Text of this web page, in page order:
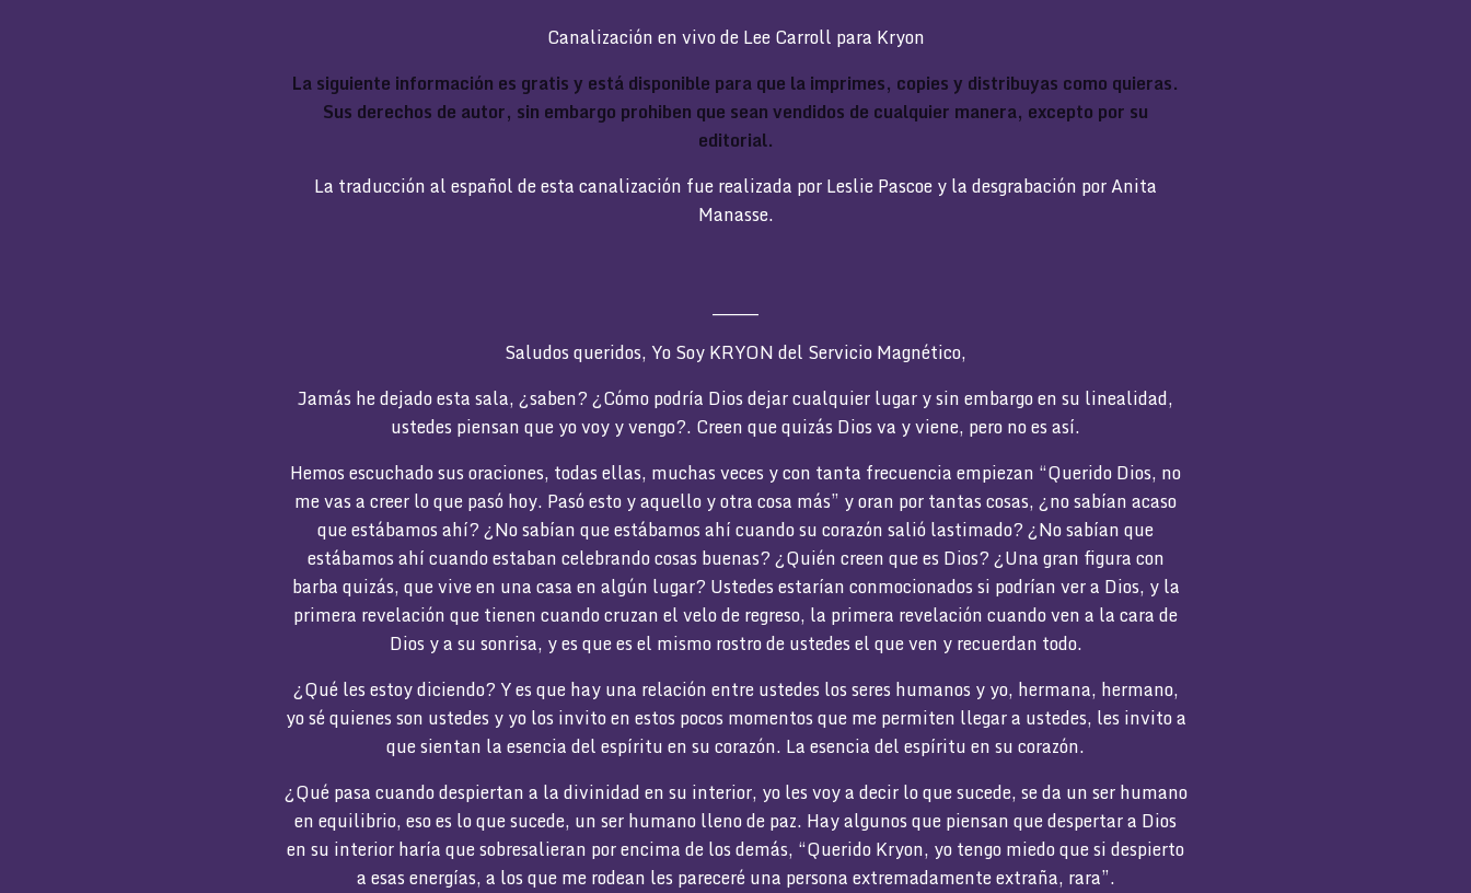
Canalización en vivo de Lee Carroll para Kryon
La siguiente información es gratis y está disponible para que la imprimes, copies y distribuyas como quieras.
Sus derechos de autor, sin embargo prohiben que sean vendidos de cualquier manera, excepto por su
editorial.
La traducción al español de esta canalización fue realizada por Leslie Pascoe y la desgrabación por Anita
Manasse.
Saludos queridos, Yo Soy KRYON del Servicio Magnético,
Jamás he dejado esta sala, ¿saben? ¿Cómo podría Dios dejar cualquier lugar y sin embargo en su linealidad,
ustedes piensan que yo voy y vengo?. Creen que quizás Dios va y viene, pero no es así.
Hemos escuchado sus oraciones, todas ellas, muchas veces y con tanta frecuencia empiezan “Querido Dios, no
me vas a creer lo que pasó hoy. Pasó esto y aquello y otra cosa más” y oran por tantas cosas, ¿no sabían acaso
que estábamos ahí? ¿No sabían que estábamos ahí cuando su corazón salió lastimado? ¿No sabían que
estábamos ahí cuando estaban celebrando cosas buenas? ¿Quién creen que es Dios? ¿Una gran figura con
barba quizás, que vive en una casa en algún lugar? Ustedes estarían conmocionados si podrían ver a Dios, y la
primera revelación que tienen cuando cruzan el velo de regreso, la primera revelación cuando ven a la cara de
Dios y a su sonrisa, y es que es el mismo rostro de ustedes el que ven y recuerdan todo.
¿Qué les estoy diciendo? Y es que hay una relación entre ustedes los seres humanos y yo, hermana, hermano,
yo sé quienes son ustedes y yo los invito en estos pocos momentos que me permiten llegar a ustedes, les invito a
que sientan la esencia del espíritu en su corazón. La esencia del espíritu en su corazón.
¿Qué pasa cuando despiertan a la divinidad en su interior, yo les voy a decir lo que sucede, se da un ser humano
en equilibrio, eso es lo que sucede, un ser humano lleno de paz. Hay algunos que piensan que despertar a Dios
en su interior haría que sobresalieran por encima de los demás, “Querido Kryon, yo tengo miedo que si despierto
a esas energías, a los que me rodean les pareceré una persona extremadamente extraña, rara”.